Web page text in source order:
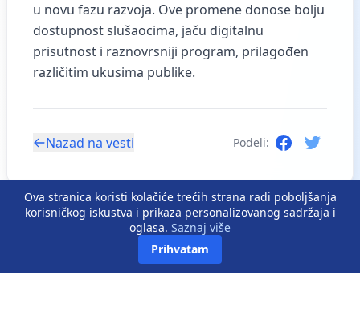
u novu fazu razvoja. Ove promene donose bolju
dostupnost slušaocima, jaču digitalnu
prisutnost i raznovrsniji program, prilagođen
različitim ukusima publike.
Nazad na vesti Podeli:
Ova stranica koristi kolačiće trećih strana radi poboljšanja
korisničkog iskustva i prikaza personalizovanog sadržaja i
oglasa. Saznaj više
Prihvatam